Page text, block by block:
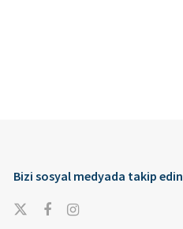
Bizi sosyal medyada takip edin